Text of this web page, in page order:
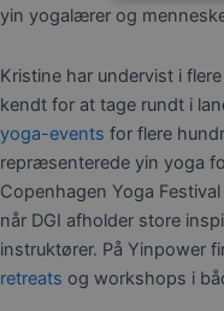
yin yogalærer og
Kristine har undervist i
kendt for at tage rundt i
yoga-events for flere
repræsenterede yin yoga
Copenhagen Yoga
når DGI afholder store
instruktører. På Yinpower
retreats og workshops i